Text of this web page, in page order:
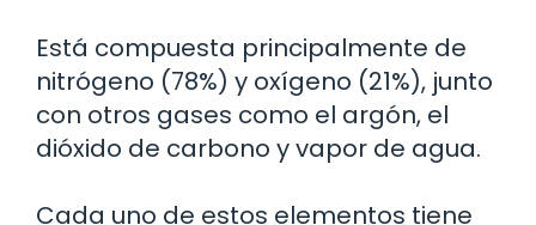
Está compuesta principalmente de
nitrógeno (78%) y oxígeno (21%), junto
con otros gases como el argón, el
dióxido de carbono y vapor de agua.
Cada uno de estos elementos tiene